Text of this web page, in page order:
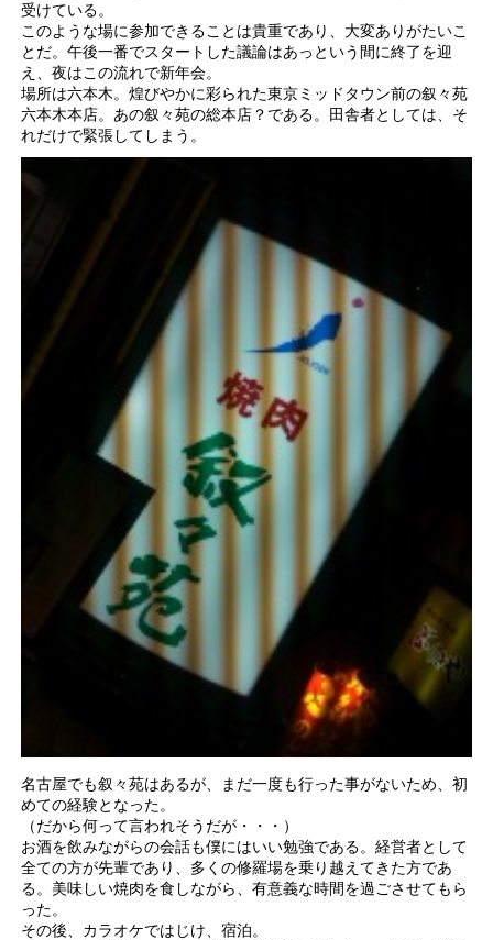
受けている。
このような場に参加できることは貴重であり、大変ありがたいこ
とだ。午後一番でスタートした議論はあっという間に終了を迎
え、夜はこの流れで新年会。
場所は六本木。煌びやかに彩られた東京ミッドタウン前の叙々苑
六本木本店。あの叙々苑の総本店？である。田舎者としては、そ
れだけで緊張してしまう。
名古屋でも叙々苑はあるが、まだ一度も行った事がないため、初
めての経験となった。
（だから何って言われそうだが・・・）
お酒を飲みながらの会話も僕にはいい勉強である。経営者として
全ての方が先輩であり、多くの修羅場を乗り越えてきた方であ
る。美味しい焼肉を食しながら、有意義な時間を過ごさせてもら
った。
その後、カラオケではじけ、宿泊。